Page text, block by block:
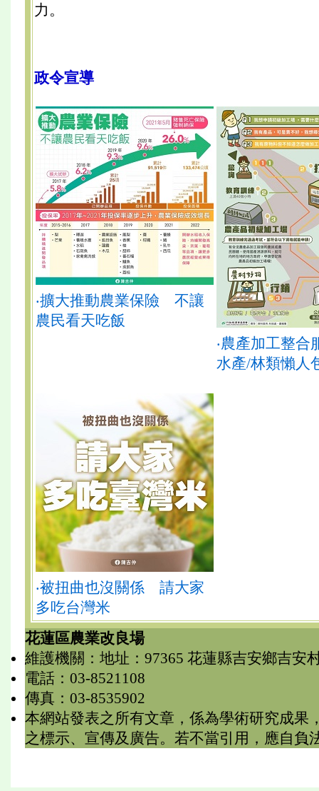
力。
政令宣導
‧擴大推動農業保險 不讓
農民看天吃飯
‧農產加工整
水產/林類懶人
‧被扭曲也沒關係 請大家
多吃台灣米
花蓮區農業改良場
維護機關：地址：97365 花蓮縣吉安鄉吉安
電話：03-8521108
傳真：03-8535902
本網站發表之所有文章，係為學術研究成果
之標示、宣傳及廣告。若不當引用，應自負